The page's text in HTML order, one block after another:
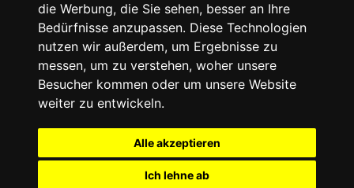
die Werbung, die Sie sehen, besser an Ihre
Bedürfnisse anzupassen. Diese Technologien
nutzen wir außerdem, um Ergebnisse zu
messen, um zu verstehen, woher unsere
Besucher kommen oder um unsere Website
weiter zu entwickeln.
Alle akzeptieren
Ich lehne ab